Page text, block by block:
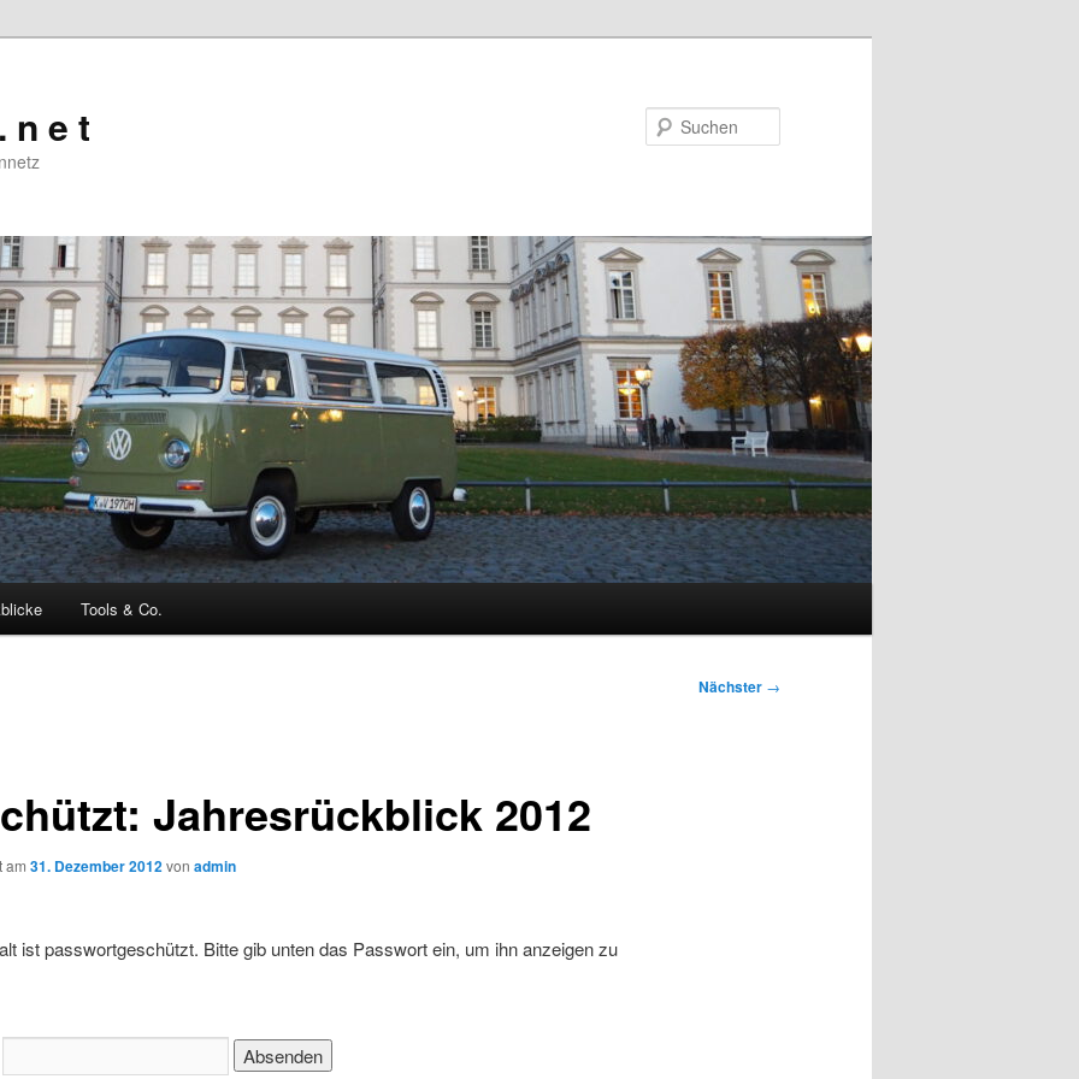
n e t
Tools & Co.
Nächster →
Jahresrückblick 2012
am 31. Dezember 2012von admin
ist passwortgeschützt. Bitte gib unten das Passwort ein, um ihn anzeigen zu